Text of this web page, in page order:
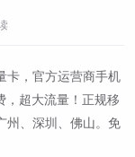
卡，官方运营商手机
，超大流量！正规移
州、深圳、佛山。免